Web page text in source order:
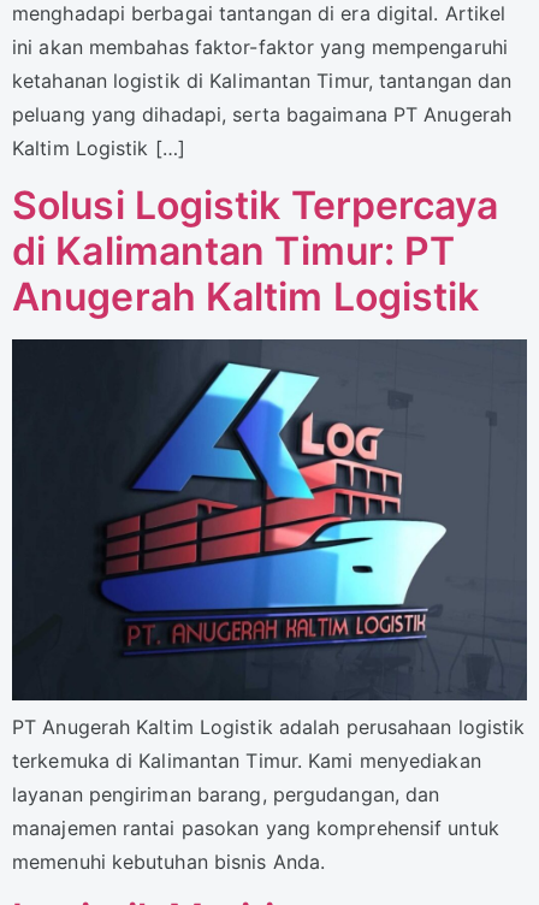
menghadapi berbagai tantangan di era digital. Artikel
ini akan membahas faktor-faktor yang mempengaruhi
ketahanan logistik di Kalimantan Timur, tantangan dan
peluang yang dihadapi, serta bagaimana PT Anugerah
Kaltim Logistik […]
Solusi Logistik Terpercaya
di Kalimantan Timur: PT
Anugerah Kaltim Logistik
PT Anugerah Kaltim Logistik adalah perusahaan logistik
terkemuka di Kalimantan Timur. Kami menyediakan
layanan pengiriman barang, pergudangan, dan
manajemen rantai pasokan yang komprehensif untuk
memenuhi kebutuhan bisnis Anda.